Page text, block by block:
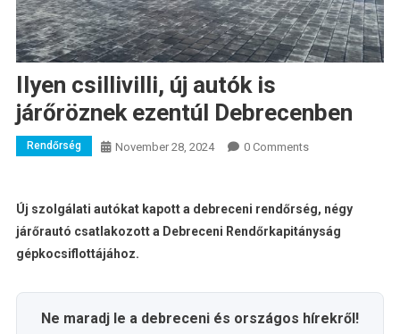
Ilyen csillivilli, új autók is
járőröznek ezentúl Debrecenben
Rendőrség November 28, 2024 0 Comments
Új szolgálati autókat kapott a debreceni rendőrség, négy
járőrautó csatlakozott a Debreceni Rendőrkapitányság
gépkocsiflottájához.
Ne maradj le a debreceni és országos hírekről!